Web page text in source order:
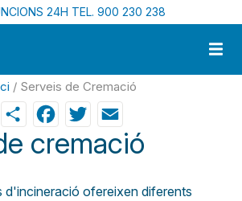
Vés al contingut
24H TEL. 900 230 238
/ Serveis de Cremació
ShareFacebook
Twitter
cremació
d'incineració ofereixen diferents